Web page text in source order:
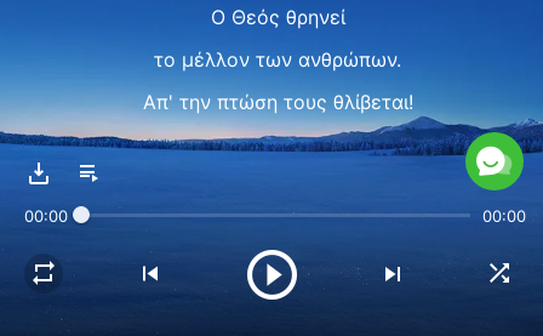
Ο Θεός θρηνεί
το μέλλον των ανθρώπων.
Απ' την πτώση τους θλίβεται!
Θλίβεται πολύ,
Επαναστάτησαν,
00:00 00:00